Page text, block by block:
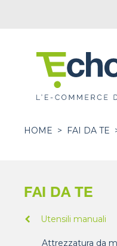
HOME > FAI DA TE
FAI DA TE
Utensili manuali
Attrezzatura da